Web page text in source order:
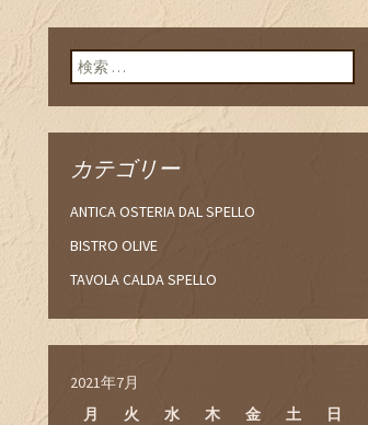
検索:
カテゴリー
ANTICA OSTERIA DAL SPELLO
BISTRO OLIVE
TAVOLA CALDA SPELLO
2021年7月
月
火 水 木 金 土 日